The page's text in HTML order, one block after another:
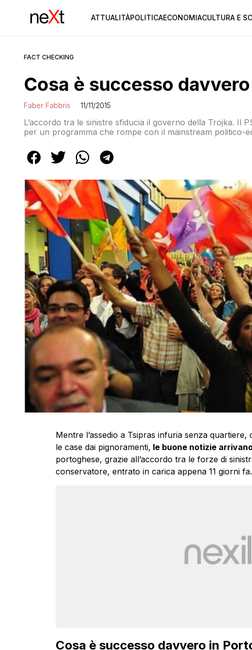
ATTUALITÀPOLITICAECONOMIACULTURA E
FACT CHECKING
Cosa è successo
Faber Fabbris 11/11/2015
L’accordo tra le sinistre sfiducia il governo della Trojka. Il
per un programma che rompe con il mainstream politico-
Mentre l’assedio a Tsipras infuria senza
le case dai pignoramenti, le buone notizie
portoghese, grazie all’accordo tra le forze di
conservatore, entrato in carica appena 11 giorni fa.
Cosa è successo davvero in